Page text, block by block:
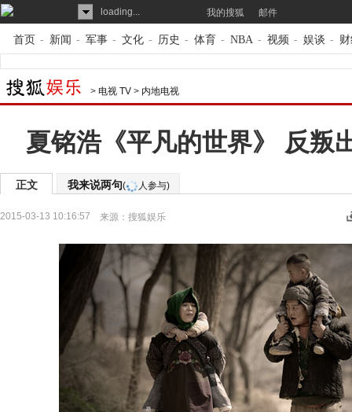
loading... 我的搜狐 邮件
首页 - 新闻 - 军事 - 文化 - 历史 - 体育 - NBA - 视频 - 娱谈 -
> 电视 TV > 内地电视
夏铭浩《平凡的世界》 反叛
正文 我来说两句( 人参与)
2015-03-13 10:16:57 来源： 搜狐娱乐